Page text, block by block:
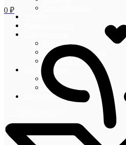
Гарантии
Оплата и доставка
Акции и скидки
Информация
Блог
Новости
Контакты
0 ₽